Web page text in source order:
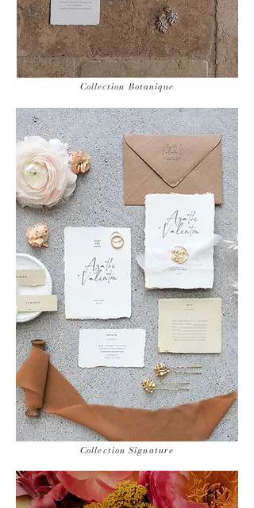
Collection Botanique
Collection Signature